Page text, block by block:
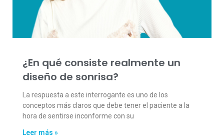
¿En qué consiste realmente un
diseño de sonrisa?
La respuesta a este interrogante es uno de los
conceptos más claros que debe tener el paciente a la
hora de sentirse inconforme con su
Leer más »